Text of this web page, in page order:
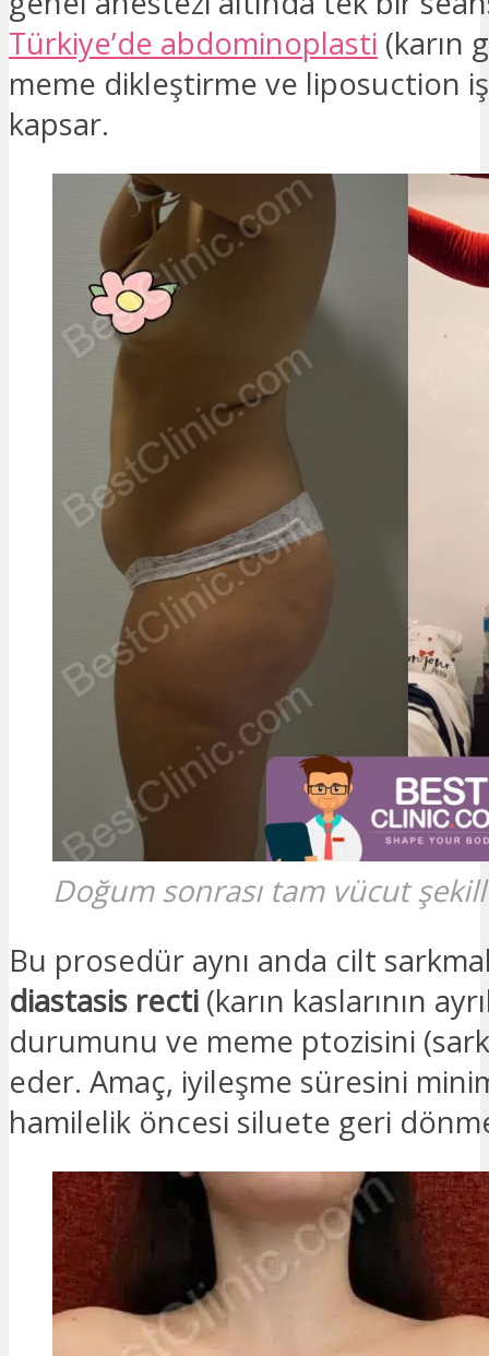
Türkiye’de abdominoplasti (karın
meme dikleştirme ve liposuction
kapsar.
Doğum sonrası tam vücut
Bu prosedür aynı anda cilt
diastasis recti (karın kaslarının
durumunu ve meme ptozisini
eder. Amaç, iyileşme süresini
hamilelik öncesi siluete geri